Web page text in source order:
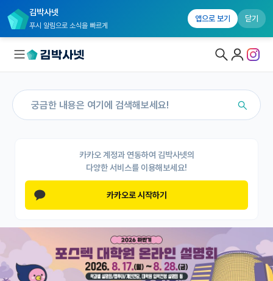
김박사넷
푸시 알림으로 소식을 빠르게
앱으로 보기 닫기
대학원생 모집
연구실&오픈랩 홈
오픈랩 전체보기
커뮤니티
커리어
카카오 계정과 연동하여 김박사넷의
다양한 서비스를 이용해보세요!
카카오로 시작하기